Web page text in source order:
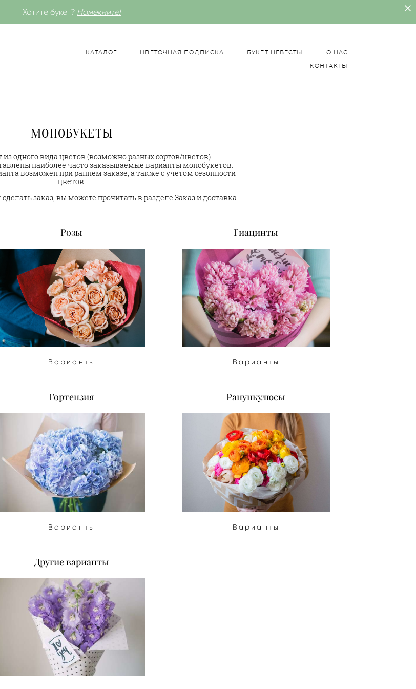
Хотите букет? Намекните!
КАТАЛОГ ЦВЕТОЧНАЯ ПОДПИСКА БУКЕТ НЕВЕСТЫ О НАС
КОНТАКТЫ
МОНОБУКЕТЫ
из одного вида цветов (возможно разных сортов/цветов).
наиболее часто заказываемые варианты монобукетов.
возможен при раннем заказе, а также с учетом сезонности
цветов.
заказ, вы можете прочитать в разделе Заказ и доставка.
Розы
Варианты
Гиацинты
Варианты
Гортензия
Варианты
Ранункулюсы
Варианты
Другие варианты